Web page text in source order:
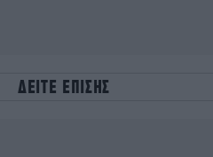
ΔΕΙΤΕ ΕΠΙΣΗΣ